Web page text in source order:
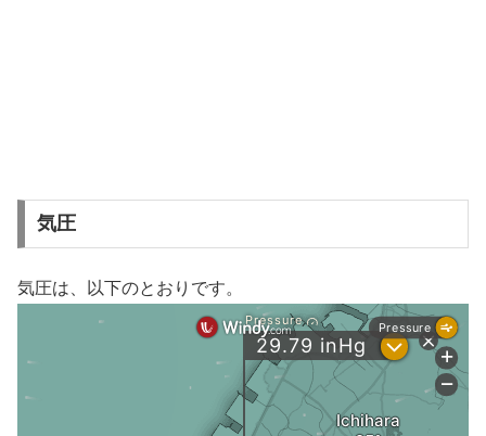
気圧
気圧は、以下のとおりです。